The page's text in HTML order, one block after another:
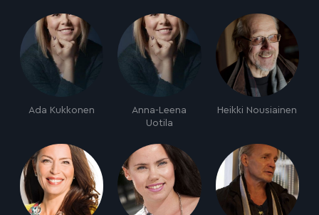
Ada Kukkonen
Anna-Leena
Uotila
Heikki Nousiainen